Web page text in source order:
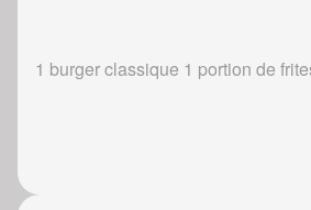
1 burger classique 1 portion de